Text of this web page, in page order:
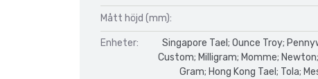
Mått höjd (mm):
Enheter:
Singapore Tael; Ounce Troy;
Custom; Milligram; Momme;
Gram; Hong Kong Tael; Tola;